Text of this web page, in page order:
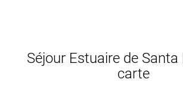
Séjour Estuaire de Santa
carte